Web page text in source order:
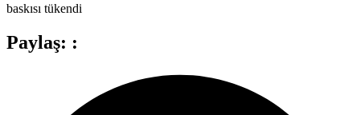
baskısı tükendi
Paylaş: :